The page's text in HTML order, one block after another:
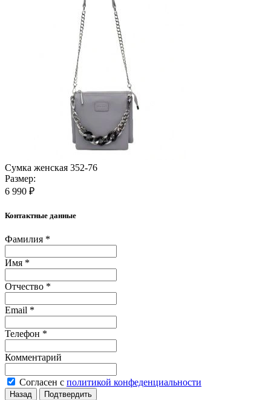
Сумка женская 352-76
Размер:
6 990 ₽
Контактные данные
Фамилия *
Имя *
Отчество *
Email *
Телефон *
Комментарий
Согласен с политикой конфеденциальности
Назад Подтвердить